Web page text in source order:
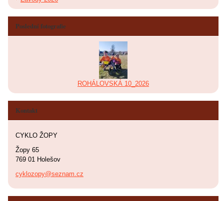
Poslední fotografie
ROHÁLOVSKÁ 10_2026
Kontakt
CYKLO ŽOPY
Žopy 65
769 01 Holešov
cyklozopy@seznam.cz